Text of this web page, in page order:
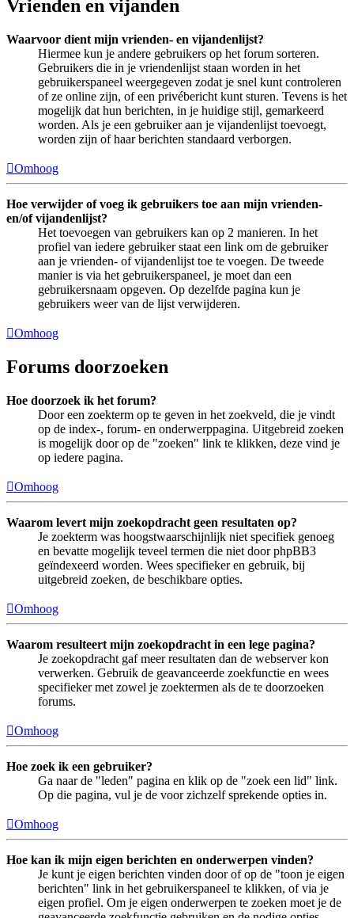
Vrienden en vijanden
Waarvoor dient mijn vrienden- en vijandenlijst?
Hiermee kun je andere gebruikers op het forum sorteren.
Gebruikers die in je vriendenlijst staan worden in het
gebruikerspaneel weergegeven zodat je snel kunt controleren
of ze online zijn, of een privébericht kunt sturen. Tevens is het
mogelijk dat hun berichten, in je huidige stijl, gemarkeerd
worden. Als je een gebruiker aan je vijandenlijst toevoegt,
worden zijn of haar berichten standaard verborgen.
Omhoog
Hoe verwijder of voeg ik gebruikers toe aan mijn vrienden-
en/of vijandenlijst?
Het toevoegen van gebruikers kan op 2 manieren. In het
profiel van iedere gebruiker staat een link om de gebruiker
aan je vrienden- of vijandenlijst toe te voegen. De tweede
manier is via het gebruikerspaneel, je moet dan een
gebruikersnaam opgeven. Op dezelfde pagina kun je
gebruikers weer van de lijst verwijderen.
Omhoog
Forums doorzoeken
Hoe doorzoek ik het forum?
Door een zoekterm op te geven in het zoekveld, die je vindt
op de index-, forum- en onderwerppagina. Uitgebreid zoeken
is mogelijk door op de "zoeken" link te klikken, deze vind je
op iedere pagina.
Omhoog
Waarom levert mijn zoekopdracht geen resultaten op?
Je zoekterm was hoogstwaarschijnlijk niet specifiek genoeg
en bevatte mogelijk teveel termen die niet door phpBB3
geïndexeerd worden. Wees specifieker en gebruik, bij
uitgebreid zoeken, de beschikbare opties.
Omhoog
Waarom resulteert mijn zoekopdracht in een lege pagina?
Je zoekopdracht gaf meer resultaten dan de webserver kon
verwerken. Gebruik de geavanceerde zoekfunctie en wees
specifieker met zowel je zoektermen als de te doorzoeken
forums.
Omhoog
Hoe zoek ik een gebruiker?
Ga naar de "leden" pagina en klik op de "zoek een lid" link.
Op die pagina, vul je de voor zichzelf sprekende opties in.
Omhoog
Hoe kan ik mijn eigen berichten en onderwerpen vinden?
Je kunt je eigen berichten vinden door of op de "toon je eigen
berichten" link in het gebruikerspaneel te klikken, of via je
eigen profiel. Om je eigen onderwerpen te zoeken moet je de